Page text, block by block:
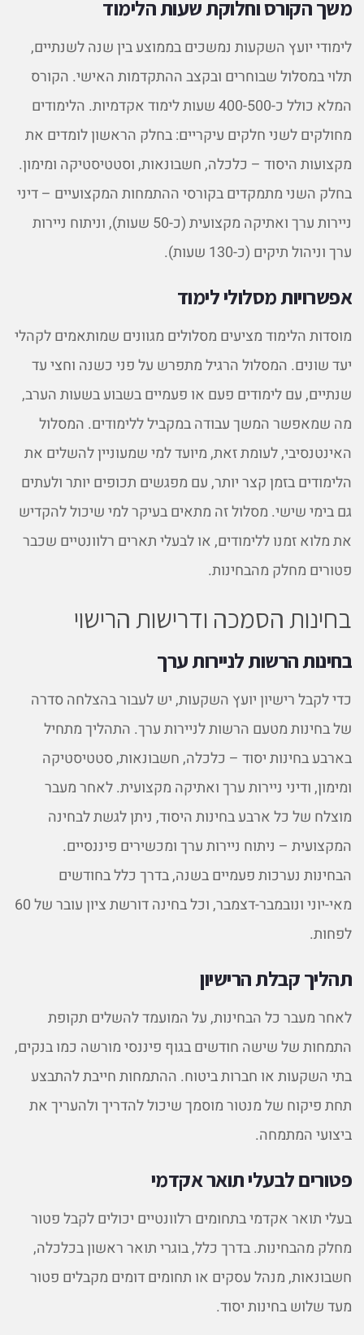
משך הקורס וחלוקת שעות הלימוד
לימודי יועץ השקעות נמשכים בממוצע בין שנה לשנתיים,
תלוי במסלול שבוחרים ובקצב ההתקדמות האישי. הקורס
המלא כולל כ-400-500 שעות לימוד אקדמיות. הלימודים
מחולקים לשני חלקים עיקריים: בחלק הראשון לומדים את
מקצועות היסוד – כלכלה, חשבונאות, וסטטיסטיקה ומימון.
בחלק השני מתמקדים בקורסי ההתמחות המקצועיים – דיני
ניירות ערך ואתיקה מקצועית (כ-50 שעות), וניתוח ניירות
ערך וניהול תיקים (כ-130 שעות).
אפשרויות מסלולי לימוד
מוסדות הלימוד מציעים מסלולים מגוונים שמותאמים לקהלי
יעד שונים. המסלול הרגיל מתפרש על פני כשנה וחצי עד
שנתיים, עם לימודים פעם או פעמיים בשבוע בשעות הערב,
מה שמאפשר המשך עבודה במקביל ללימודים. המסלול
האינטנסיבי, לעומת זאת, מיועד למי שמעוניין להשלים את
הלימודים בזמן קצר יותר, עם מפגשים תכופים יותר ולעתים
גם בימי שישי. מסלול זה מתאים בעיקר למי שיכול להקדיש
את מלוא זמנו ללימודים, או לבעלי תארים רלוונטיים שכבר
פטורים מחלק מהבחינות.
בחינות הסמכה ודרישות הרישוי
בחינות הרשות לניירות ערך
כדי לקבל רישיון יועץ השקעות, יש לעבור בהצלחה סדרה
של בחינות מטעם הרשות לניירות ערך. התהליך מתחיל
בארבע בחינות יסוד – כלכלה, חשבונאות, סטטיסטיקה
ומימון, ודיני ניירות ערך ואתיקה מקצועית. לאחר מעבר
מוצלח של כל ארבע בחינות היסוד, ניתן לגשת לבחינה
המקצועית – ניתוח ניירות ערך ומכשירים פיננסיים.
הבחינות נערכות פעמיים בשנה, בדרך כלל בחודשים
מאי-יוני ונובמבר-דצמבר, וכל בחינה דורשת ציון עובר של 60
לפחות.
תהליך קבלת הרישיון
לאחר מעבר כל הבחינות, על המועמד להשלים תקופת
התמחות של שישה חודשים בגוף פיננסי מורשה כמו בנקים,
בתי השקעות או חברות ביטוח. ההתמחות חייבת להתבצע
תחת פיקוח של מנטור מוסמך שיכול להדריך ולהעריך את
ביצועי המתמחה.
פטורים לבעלי תואר אקדמי
בעלי תואר אקדמי בתחומים רלוונטיים יכולים לקבל פטור
מחלק מהבחינות. בדרך כלל, בוגרי תואר ראשון בכלכלה,
חשבונאות, מנהל עסקים או תחומים דומים מקבלים פטור
מעד שלוש בחינות יסוד.